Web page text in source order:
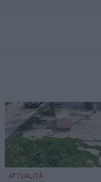
ATTUALITÀ